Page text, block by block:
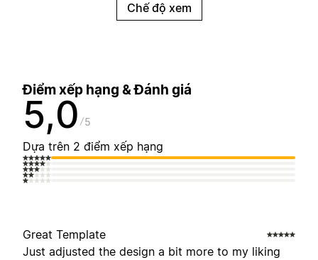
Chế độ xem
Điểm xếp hạng & Đánh giá
5,0 5
Dựa trên 2 điểm xếp hạng
Great Template
Just adjusted the design a bit more to my liking